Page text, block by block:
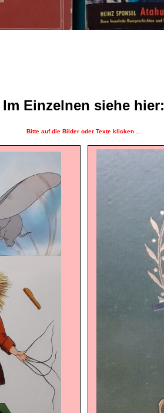
Im Einzelnen siehe hier:
Bitte auf die Bilder oder Texte klicken ...